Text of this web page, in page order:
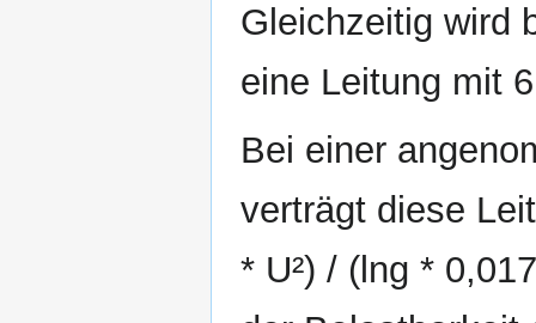
Gleichzeitig wird
eine Leitung mit
Bei einer
verträgt diese
* U²) / (lng *